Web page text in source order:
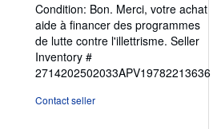
of
5
stars
Condition: Bon. Merci, votre achat
aide à financer des programmes
de lutte contre l'illettrisme. Seller
Inventory #
2714202502033APV19782213636
Contact seller